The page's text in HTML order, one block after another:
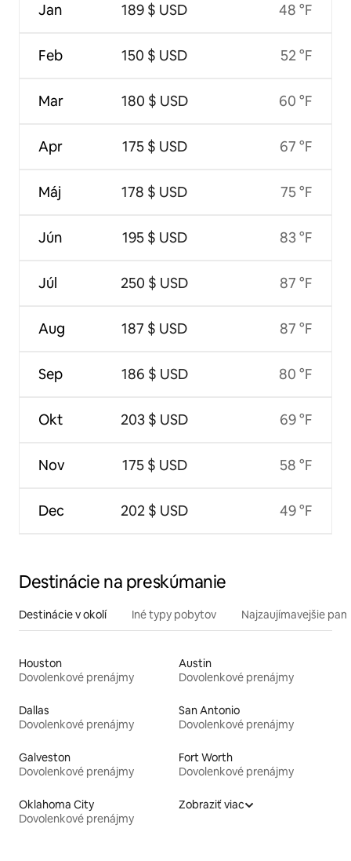
Jan
Feb
Mar
Apr
Máj
Jún
Júl
Aug
Sep
Okt
Nov
Dec
189 $ USD
150 $ USD
180 $ USD
175 $ USD
178 $ USD
195 $ USD
250 $ USD
187 $ USD
186 $ USD
203 $ USD
175 $ USD
202 $ USD
48 °F
52 °F
60 °F
67 °F
75 °F
83 °F
87 °F
87 °F
80 °F
69 °F
58 °F
49 °F
Destinácie na preskúmanie
Destinácie v okolí Iné typy pobytov Najzaujímavejšie
Houston
Dovolenkové prenájmy
Austin
Dovolenkové prenájmy
Dallas
Dovolenkové prenájmy
San Antonio
Dovolenkové prenájmy
Galveston
Dovolenkové prenájmy
Fort Worth
Dovolenkové prenájmy
Oklahoma City
Dovolenkové prenájmy
Zobraziť viac